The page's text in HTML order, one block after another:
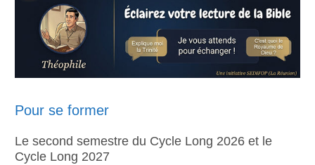
Pour se former
Le second semestre du Cycle Long 2026 et le
Cycle Long 2027